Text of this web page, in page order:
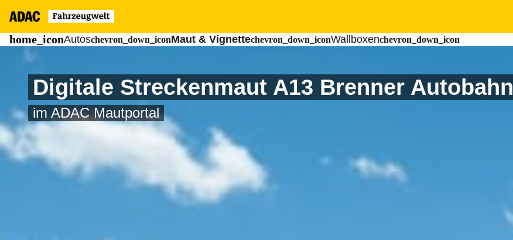
Autos Maut & Vignette Wallboxen
Digitale Streckenmaut A13 Brenner Autobahn
im ADAC Mautportal